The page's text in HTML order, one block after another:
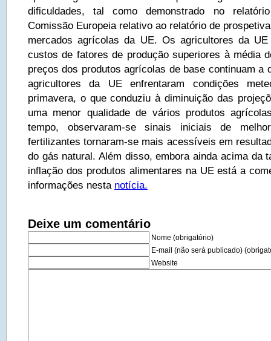
dificuldades, tal como demonstrado no
Comissão Europeia relativo ao relatório de
mercados agrícolas da UE. Os agricultores da
custos de fatores de produção superiores à média
preços dos produtos agrícolas de base continuam a
agricultores da UE enfrentaram condições
primavera, o que conduziu à diminuição das
uma menor qualidade de vários produtos
tempo, observaram-se sinais iniciais de
fertilizantes tornaram-se mais acessíveis em
do gás natural. Além disso, embora ainda acima da
inflação dos produtos alimentares na UE está a
informações nesta notícia.
Deixe um comentário
Nome (obrigatório)
E-mail (não será publicado)
Website